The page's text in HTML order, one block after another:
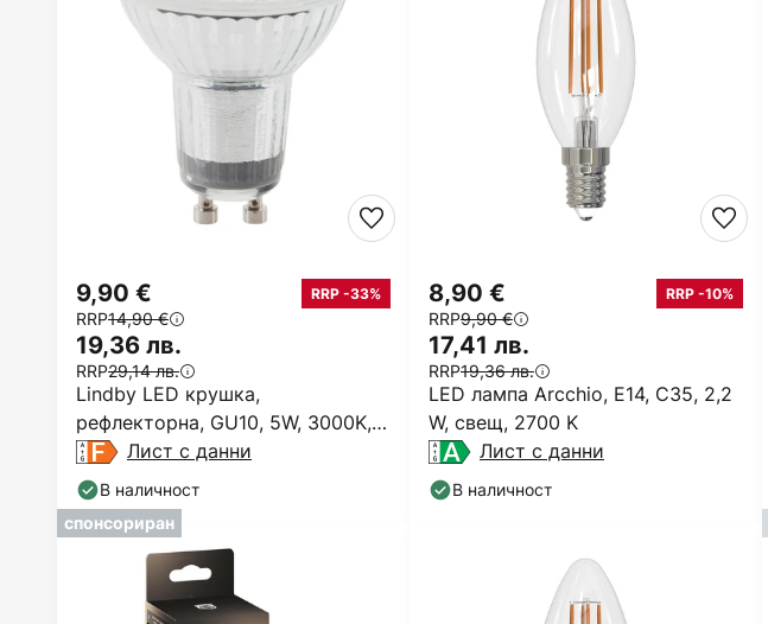
Lindby LED крушка,
рефлекторна, GU10, 5W, 3000K, с
възможност за димиране
9,90 € RRP -33%
RRP14,90 €
19,36 лв.
RRP29,14 лв.
Лист с данни
В наличност
LED лампа Arcchio, E14, C35, 2,2
W, свещ, 2700 K
8,90 € RRP -10%
RRP9,90 €
17,41 лв.
RRP19,36 лв.
Лист с данни
В наличност
спонсориран